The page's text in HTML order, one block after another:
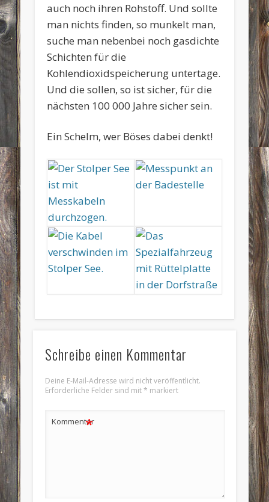
auch noch ihren Rohstoff. Und sollte
man nichts finden, so munkelt man,
suche man nebenbei noch gasdichte
Schichten für die
Kohlendioxidspeicherung untertage.
Und die sollen, so ist sicher, für die
nächsten 100 000 Jahre sicher sein.
Ein Schelm, wer Böses dabei denkt!
Schreibe einen Kommentar
Deine E-Mail-Adresse wird nicht veröffentlicht.
Erforderliche Felder sind mit* markiert
Kommentar
*